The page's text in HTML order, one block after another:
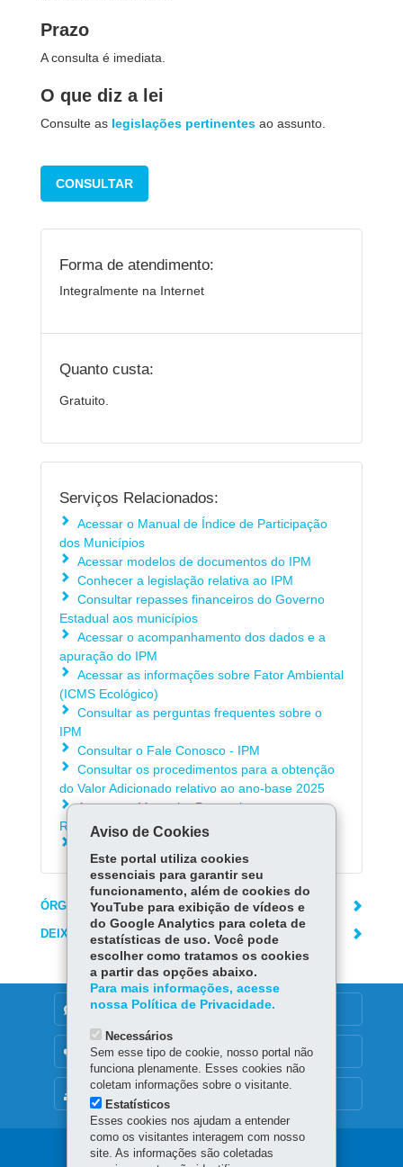
Prazo
A consulta é imediata.
O que diz a lei
Consulte as legislações pertinentes ao assunto.
CONSULTAR
Forma de atendimento:
Integralmente na Internet
Quanto custa:
Gratuito.
Serviços Relacionados:
Acessar o Manual de Índice de Participação
dos Municípios
Acessar modelos de documentos do IPM
Conhecer a legislação relativa ao IPM
Consultar repasses financeiros do Governo
Estadual aos municípios
Acessar o acompanhamento dos dados e a
apuração do IPM
Acessar as informações sobre Fator Ambiental
(ICMS Ecológico)
Consultar as perguntas frequentes sobre o
IPM
Consultar o Fale Conosco - IPM
Consultar os procedimentos para a obtenção
do Valor Adicionado relativo ao ano-base 2025
Acessar o Manual e-Protocolo para
Recursos/Impugnações ao IPM Provisório
ÓRGÃO RESPONSÁVEL
DEIXE SUA OPINIÃO
DENUNCIE CORRUPÇÃO
OUVIDORIA
Aviso de Cookies
Este portal utiliza cookies
essenciais para garantir seu
funcionamento, além de cookies do
YouTube para exibição de vídeos e
do Google Analytics para coleta de
estatísticas de uso. Você pode
escolher como tratamos os cookies
a partir das opções abaixo.
Para mais informações, acesse
nossa Política de Privacidade.
Necessários
Sem esse tipo de cookie, nosso portal não
funciona plenamente. Esses cookies não
coletam informações sobre o visitante.
Estatísticos
Esses cookies nos ajudam a entender
como os visitantes interagem com nosso
site. As informações são coletadas